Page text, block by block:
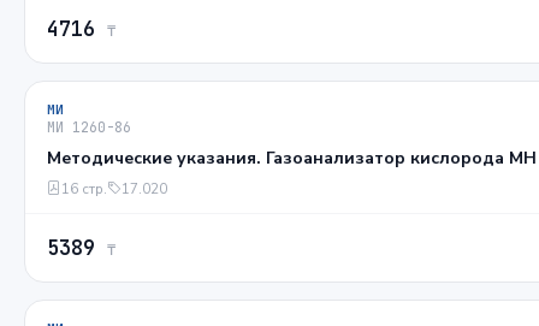
4716 ₸
МИ
МИ 1260-86
Методические указания. Газоанализатор кислорода
16 стр. 17.020
5389 ₸